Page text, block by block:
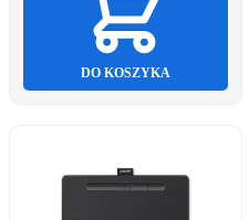
DO KOSZYKA